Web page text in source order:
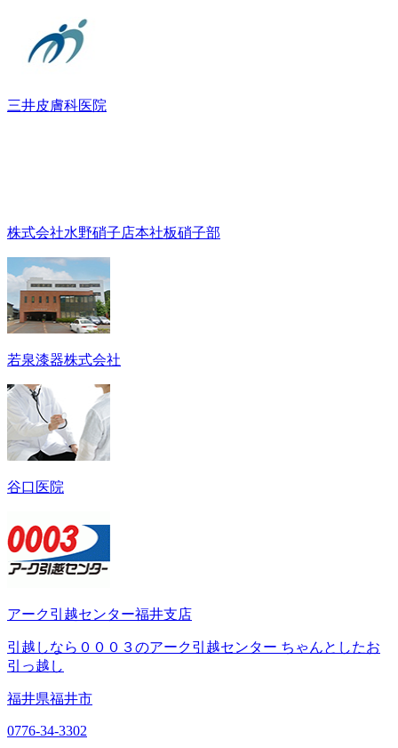
三井皮膚科医院
株式会社水野硝子店本社板硝子部
若泉漆器株式会社
谷口医院
アーク引越センター福井支店
引越しなら０００３のアーク引越センター ちゃんとしたお
引っ越し
福井県福井市
0776-34-3302